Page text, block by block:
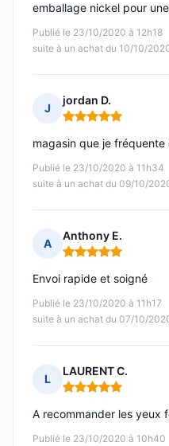
Publié le 23/10/2020 à 12h18
suite à un achat du 10/10/
emballage nickel pour
J
jordan D.
Note : 5 sur 5
Publié le 23/10/2020 à 11h34
suite à un achat du 09/10/
magasin que je fréquente
A
Anthony E.
Note : 5 sur 5
Publié le 23/10/2020 à 11h17
suite à un achat du 07/10/
Envoi rapide et soigné
L
LAURENT C.
Note : 5 sur 5
Publié le 23/10/2020 à 10h40
A recommander les yeux